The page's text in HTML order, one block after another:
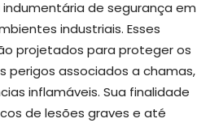
de segurança em
industriais. Esses
projetados para proteger os
perigos associados a chamas,
inflamáveis. Sua finalidade
de lesões graves e até